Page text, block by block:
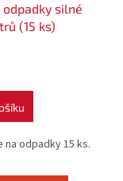
odpadky silné
(15 ks)
na odpadky 15 ks.